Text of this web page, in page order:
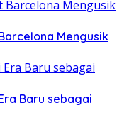
Mengusik
Baru sebagai